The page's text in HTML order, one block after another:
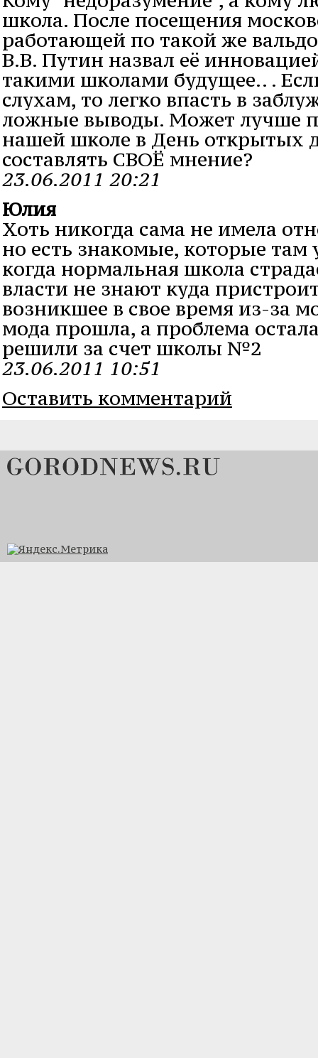
школа. После посещения
работающей по такой же
В.В. Путин назвал её
такими школами будущее.. .
слухам, то легко впасть в
ложные выводы. Может лучше
нашей школе в День открытых
составлять СВОЁ мнение?
23.06.2011 20:21
Юлия
Хоть никогда сама не имела
но есть знакомые, которые
когда нормальная школа
власти не знают куда
возникшее в свое время из-за
мода прошла, а проблема
решили за счет школы №2
23.06.2011 10:51
Оставить комментарий